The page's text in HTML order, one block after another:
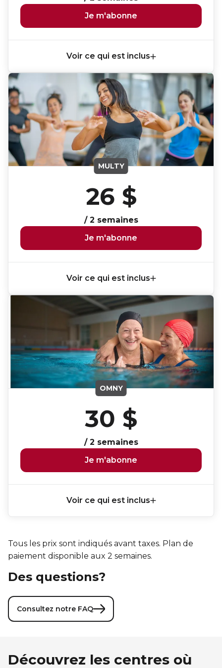
Sauvetage
ÉCHANGES CULTURELS
Zone accueil et découverte (ZAD)
ZONES JEUNESSE
Trouver une Zone jeunesse
Je m'abonne
Voir ce qui est inclus
MULTY
26 $
/ 2 semaines
Je m'abonne
Voir ce qui est inclus
OMNY
30 $
/ 2 semaines
Je m'abonne
Voir ce qui est inclus
Tous les prix sont indiqués avant taxes. Plan de
paiement disponible aux 2 semaines.
Des questions?
Consultez notre FAQ
Découvrez les centres où